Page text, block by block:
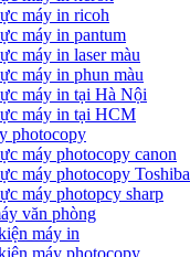
máy in ricoh
máy in pantum
máy in laser màu
máy in phun màu
máy in tại Hà Nội
máy in tại HCM
photocopy
máy photocopy canon
máy photocopy Toshiba
máy photopcy sharp
văn phòng
máy in
máy photocopy